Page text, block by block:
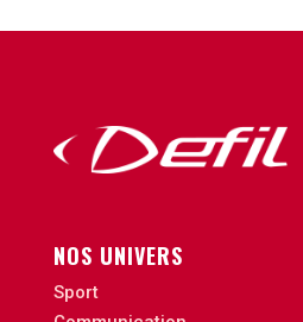
NOS UNIVERS
Sport